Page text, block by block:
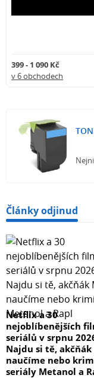
399 - 1 090 Kč
v 6 obchodech
Články odjinud
Netflix a 30
nejoblíbenějších
seriálů v srpnu
Najdu si tě, akčňák
naučíme nebo
seriály Metanol a